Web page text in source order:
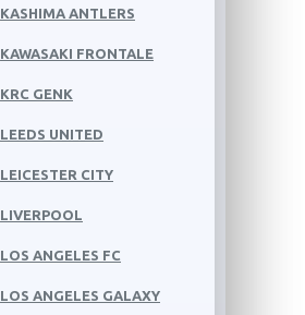
KASHIMA ANTLERS
KAWASAKI FRONTALE
KRC GENK
LEEDS UNITED
LEICESTER CITY
LIVERPOOL
LOS ANGELES FC
LOS ANGELES GALAXY